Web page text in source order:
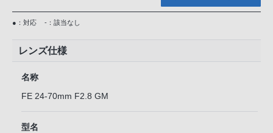
●：対応 -：該当なし
レンズ仕様
名称
FE 24-70mm F2.8 GM
型名